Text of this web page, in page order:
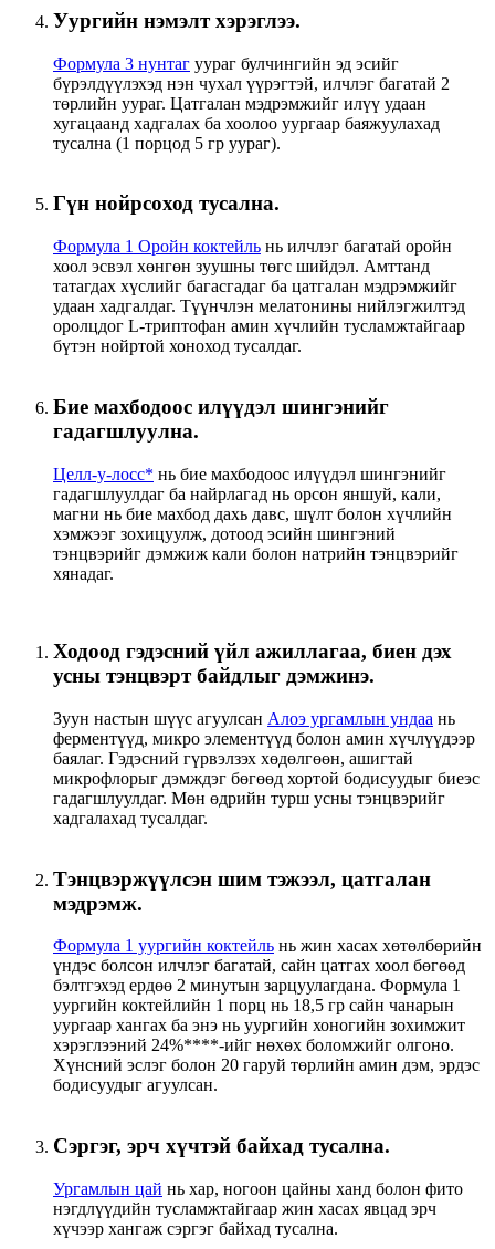
Уургийн нэмэлт хэрэглээ.
Формула 3 нунтаг уураг булчингийн эд эсийг
бүрэлдүүлэхэд нэн чухал үүрэгтэй, илчлэг багатай 2
төрлийн уураг. Цатгалан мэдрэмжийг илүү удаан
хугацаанд хадгалах ба хоолоо уургаар баяжуулахад
тусална (1 порцод 5 гр уураг).
Гүн нойрсоход тусална.
Формула 1 Оройн коктейль нь илчлэг багатай оройн
хоол эсвэл хөнгөн зуушны төгс шийдэл. Амттанд
татагдах хүслийг багасгадаг ба цатгалан мэдрэмжийг
удаан хадгалдаг. Түүнчлэн мелатонины нийлэгжилтэд
оролцдог L-триптофан амин хүчлийн тусламжтайгаар
бүтэн нойртой хоноход тусалдаг.
Бие махбодоос илүүдэл шингэнийг
гадагшлуулна.
Целл-у-лосс* нь бие махбодоос илүүдэл шингэнийг
гадагшлуулдаг ба найрлагад нь орсон яншуй, кали,
магни нь бие махбод дахь давс, шүлт болон хүчлийн
хэмжээг зохицуулж, дотоод эсийн шингэний
тэнцвэрийг дэмжиж кали болон натрийн тэнцвэрийг
хянадаг.
Ходоод гэдэсний үйл ажиллагаа, биен дэх
усны тэнцвэрт байдлыг дэмжинэ.
Зуун настын шүүс агуулсан Алоэ ургамлын ундаа нь
ферментүүд, микро элементүүд болон амин хүчлүүдээр
баялаг. Гэдэсний гүрвэлзэх хөдөлгөөн, ашигтай
микрофлорыг дэмждэг бөгөөд хортой бодисуудыг биеэс
гадагшлуулдаг. Мөн өдрийн турш усны тэнцвэрийг
хадгалахад тусалдаг.
Тэнцвэржүүлсэн шим тэжээл, цатгалан
мэдрэмж.
Формула 1 уургийн коктейль нь жин хасах хөтөлбөрийн
үндэс болсон илчлэг багатай, сайн цатгах хоол бөгөөд
бэлтгэхэд ердөө 2 минутын зарцуулагдана. Формула 1
уургийн коктейлийн 1 порц нь 18,5 гр сайн чанарын
уургаар хангах ба энэ нь уургийн хоногийн зохимжит
хэрэглээний 24%****-ийг нөхөх боломжийг олгоно.
Хүнсний эслэг болон 20 гаруй төрлийн амин дэм, эрдэс
бодисуудыг агуулсан.
Сэргэг, эрч хүчтэй байхад тусална.
Ургамлын цай нь хар, ногоон цайны ханд болон фито
нэгдлүүдийн тусламжтайгаар жин хасах явцад эрч
хүчээр хангаж сэргэг байхад тусална.